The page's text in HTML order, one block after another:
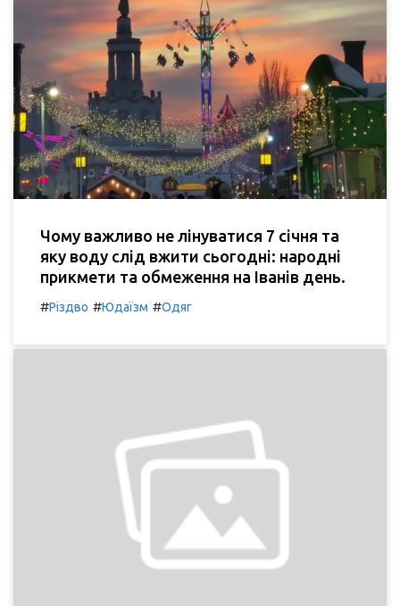
Чому важливо не лінуватися 7 січня та
яку воду слід вжити сьогодні: народні
прикмети та обмеження на Іванів день.
#Різдво #Юдаїзм #Одяг